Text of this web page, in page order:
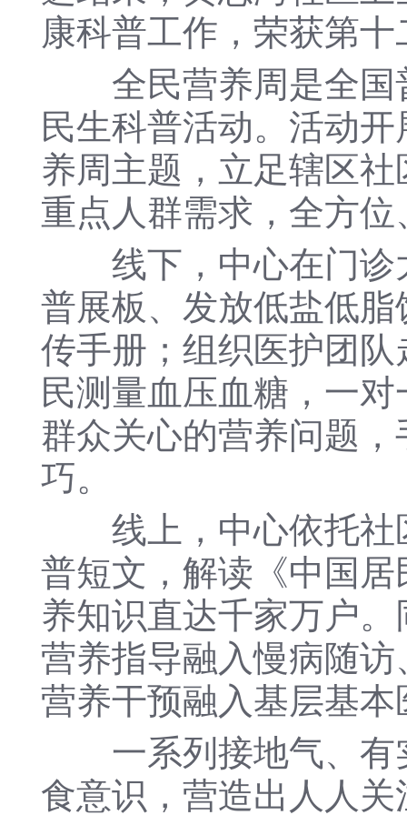
康科普工作，荣获第
全民营养周是全国
民生科普活动。活动
养周主题，立足辖区
重点人群需求，全方
线下，中心在门诊
普展板、发放低盐低
传手册；组织医护团
民测量血压血糖，一
群众关心的营养问题
巧。
线上，中心依托社
普短文，解读《中国
养知识直达千家万户
营养指导融入慢病随
营养干预融入基层基
一系列接地气、有
食意识，营造出人人